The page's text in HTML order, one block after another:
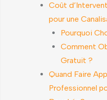
Coût
pour une
Pourquoi
Comment
Gratuit ?
Quand Faire
Professionnel